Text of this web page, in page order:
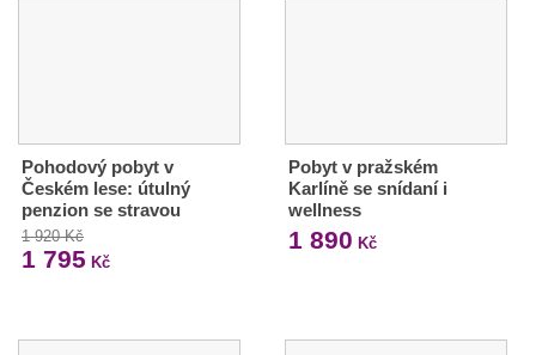
Pohodový pobyt v
Českém lese: útulný
penzion se stravou
1 920 Kč
1 795 Kč
Pobyt v pražském
Karlíně se snídaní i
wellness
1 890 Kč